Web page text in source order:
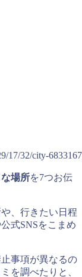
17/32/city-
場所を7つお伝
、行きたい日程
式SNSをこまめ
事項が異なるの
を調べたりと、